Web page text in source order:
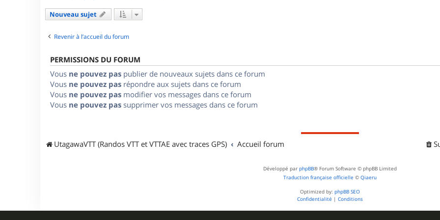
e
Nouveau sujet
Revenir à l’accueil du forum
PERMISSIONS DU FORUM
Vous ne pouvez pas publier de nouveaux sujets dans ce forum
Vous ne pouvez pas répondre aux sujets dans ce forum
Vous ne pouvez pas modifier vos messages dans ce forum
Vous ne pouvez pas supprimer vos messages dans ce forum
UtagawaVTT (Randos VTT et VTTAE avec traces GPS) Accueil forum
Développé par phpBB® Forum Software © phpBB Limited
Traduction française officielle © Qiaeru
Optimized by: phpBB SEO
Confidentialité | Conditions